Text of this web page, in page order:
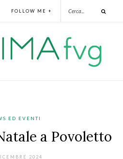
FOLLOW ME +
ED EVENTI
a Povoletto
2024